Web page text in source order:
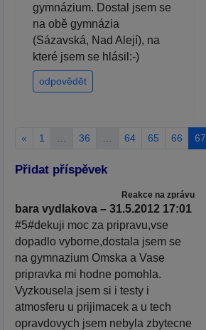
gymnázium. Dostal jsem se
na obě gymnázia
(Sázavská, Nad Alejí), na
které jsem se hlásil:-)
odpovědět
« 1 36 64 65 66 67
Přidat příspěvek
Reakce na zprávu
bara vydlakova – 31.5.2012 17:01
#5#dekuji moc za pripravu,vse
dopadlo vyborne,dostala jsem se
na gymnazium Omska a Vase
pripravka mi hodne pomohla.
Vyzkousela jsem si i testy i
atmosferu u prijimacek a u tech
opravdovych jsem nebyla zbytecne